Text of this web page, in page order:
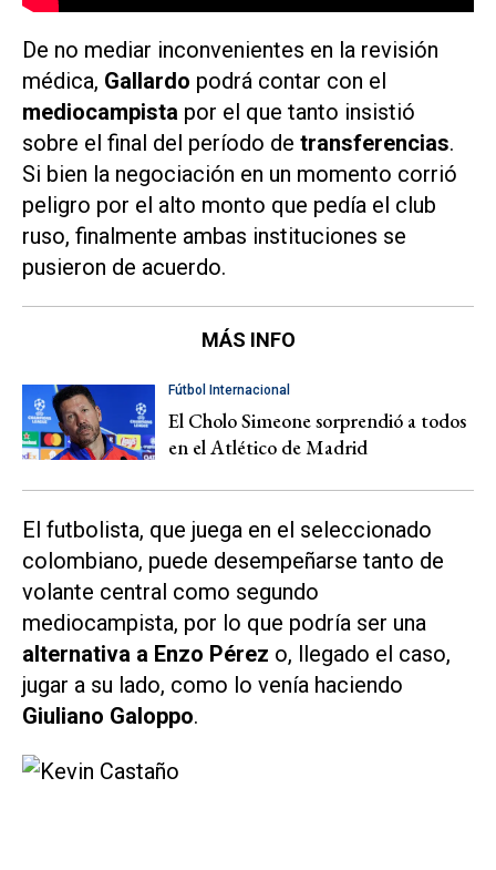
De no mediar inconvenientes en la revisión
médica, Gallardo podrá contar con el
mediocampista por el que tanto insistió
sobre el final del período de transferencias.
Si bien la negociación en un momento corrió
peligro por el alto monto que pedía el club
ruso, finalmente ambas instituciones se
pusieron de acuerdo.
MÁS INFO
Fútbol Internacional
El Cholo Simeone sorprendió a todos
en el Atlético de Madrid
El futbolista, que juega en el seleccionado
colombiano, puede desempeñarse tanto de
volante central como segundo
mediocampista, por lo que podría ser una
alternativa a Enzo Pérez o, llegado el caso,
jugar a su lado, como lo venía haciendo
Giuliano Galoppo.